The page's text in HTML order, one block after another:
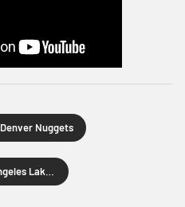
Denver Nuggets